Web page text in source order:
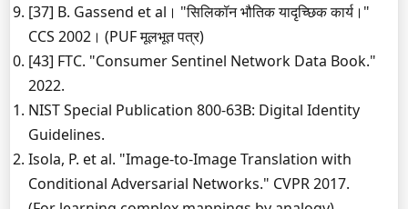
[37] B. Gassend et al। "सिलिकॉन भौतिक यादृच्छिक कार्य।"
CCS 2002। (PUF मूलभूत पत्र)
[43] FTC. "Consumer Sentinel Network Data Book."
2022.
NIST Special Publication 800-63B: Digital Identity
Guidelines.
Isola, P. et al. "Image-to-Image Translation with
Conditional Adversarial Networks." CVPR 2017.